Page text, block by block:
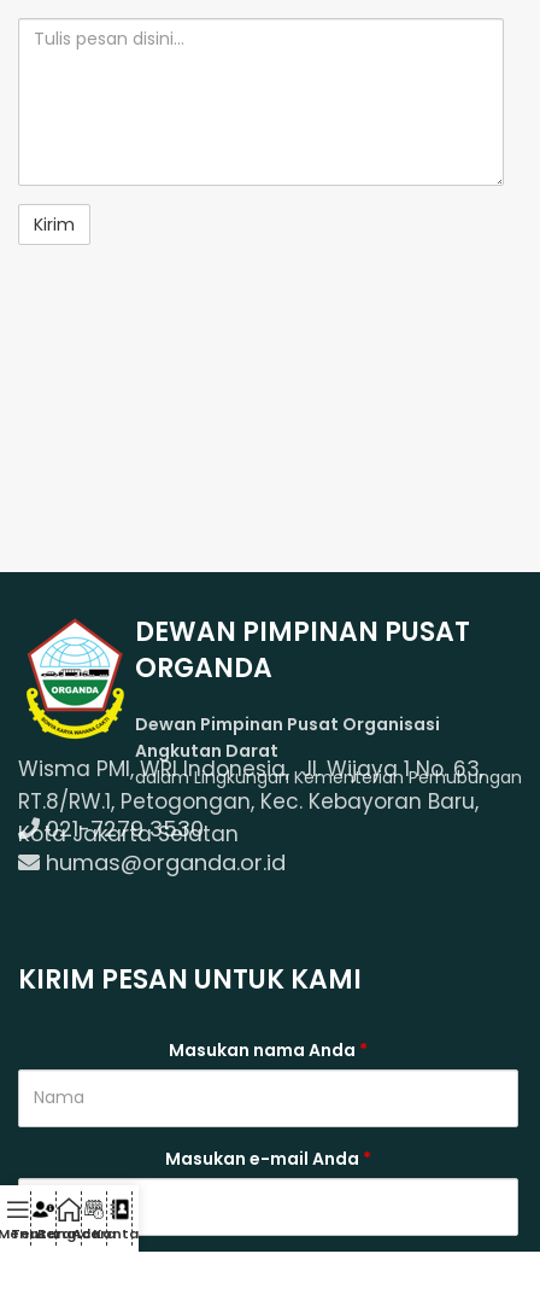
Isi
DEWAN PIMPINAN PUSAT
ORGANDA
Dewan Pimpinan Pusat Organisasi
Angkutan Darat
dalam Lingkungan Kementerian Perhubungan
Wisma PMI, WRI Indonesia, Jl. Wijaya 1 No. 63,
RT.8/RW.1, Petogongan, Kec. Kebayoran Baru,
Kota Jakarta Selatan
021-7279 3530
humas@organda.or.id
KIRIM PESAN UNTUK KAMI
Masukan nama Anda *
Masukan e-mail Anda *
Tentang
Beranda
AcaraKontak